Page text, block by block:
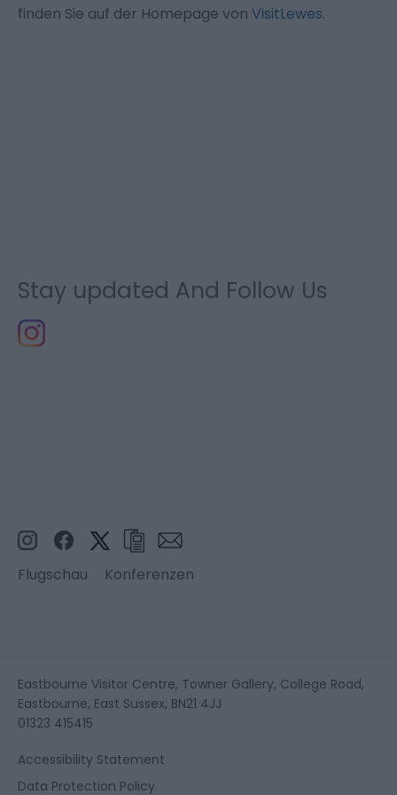
finden Sie auf der Homepage von VisitLewes.
Stay updated And Follow Us
Flugschau Konferenzen
Eastbourne Visitor Centre, Towner Gallery, College Road,
Eastbourne, East Sussex, BN21 4JJ
01323 415415
Accessibility Statement
Data Protection Policy